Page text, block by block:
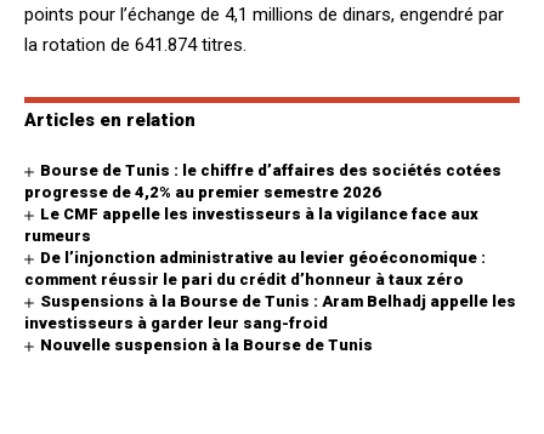
points pour l’échange de 4,1 millions de dinars, engendré par
la rotation de 641.874 titres.
Articles en relation
Bourse de Tunis : le chiffre d’affaires des sociétés cotées
progresse de 4,2% au premier semestre 2026
Le CMF appelle les investisseurs à la vigilance face aux
rumeurs
De l’injonction administrative au levier géoéconomique :
comment réussir le pari du crédit d’honneur à taux zéro
Suspensions à la Bourse de Tunis : Aram Belhadj appelle les
investisseurs à garder leur sang-froid
Nouvelle suspension à la Bourse de Tunis